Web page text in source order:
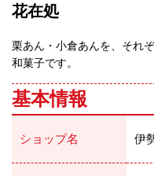
花在処
栗あん・小倉あんを、それ
和菓子です。
基本情報
ショップ名 伊